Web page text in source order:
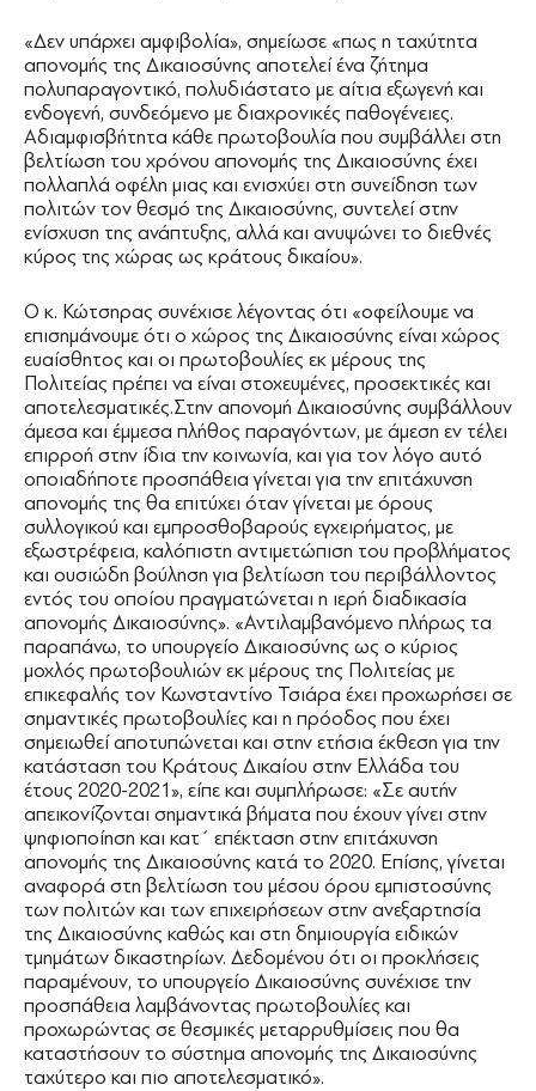
«Δεν υπάρχει αμφιβολία», σημείωσε «πως η ταχύτητα
απονομής της Δικαιοσύνης αποτελεί ένα ζήτημα
πολυπαραγοντικό, πολυδιάστατο με αίτια εξωγενή και
ενδογενή, συνδεόμενο με διαχρονικές παθογένειες.
Αδιαμφισβήτητα κάθε πρωτοβουλία που συμβάλλει στη
βελτίωση του χρόνου απονομής της Δικαιοσύνης έχει
πολλαπλά οφέλη μιας και ενισχύει στη συνείδηση των
πολιτών τον θεσμό της Δικαιοσύνης, συντελεί στην
ενίσχυση της ανάπτυξης, αλλά και ανυψώνει το διεθνές
κύρος της χώρας ως κράτους δικαίου».
Ο κ. Κώτσηρας συνέχισε λέγοντας ότι «οφείλουμε να
επισημάνουμε ότι ο χώρος της Δικαιοσύνης είναι χώρος
ευαίσθητος και οι πρωτοβουλίες εκ μέρους της
Πολιτείας πρέπει να είναι στοχευμένες, προσεκτικές και
αποτελεσματικές.Στην απονομή Δικαιοσύνης συμβάλλουν
άμεσα και έμμεσα πλήθος παραγόντων, με άμεση εν τέλει
επιρροή στην ίδια την κοινωνία, και για τον λόγο αυτό
οποιαδήποτε προσπάθεια γίνεται για την επιτάχυνση
απονομής της θα επιτύχει όταν γίνεται με όρους
συλλογικού και εμπροσθοβαρούς εγχειρήματος, με
εξωστρέφεια, καλόπιστη αντιμετώπιση του προβλήματος
και ουσιώδη βούληση για βελτίωση του περιβάλλοντος
εντός του οποίου πραγματώνεται η ιερή διαδικασία
απονομής Δικαιοσύνης». «Αντιλαμβανόμενο πλήρως τα
παραπάνω, το υπουργείο Δικαιοσύνης ως ο κύριος
μοχλός πρωτοβουλιών εκ μέρους της Πολιτείας με
επικεφαλής τον Κωνσταντίνο Τσιάρα έχει προχωρήσει σε
σημαντικές πρωτοβουλίες και η πρόοδος που έχει
σημειωθεί αποτυπώνεται και στην ετήσια έκθεση για την
κατάσταση του Κράτους Δικαίου στην Ελλάδα του
έτους 2020-2021», είπε και συμπλήρωσε: «Σε αυτήν
απεικονίζονται σημαντικά βήματα που έχουν γίνει στην
ψηφιοποίηση και κατ΄ επέκταση στην επιτάχυνση
απονομής της Δικαιοσύνης κατά το 2020. Επίσης, γίνεται
αναφορά στη βελτίωση του μέσου όρου εμπιστοσύνης
των πολιτών και των επιχειρήσεων στην ανεξαρτησία
της Δικαιοσύνης καθώς και στη δημιουργία ειδικών
τμημάτων δικαστηρίων. Δεδομένου ότι οι προκλήσεις
παραμένουν, το υπουργείο Δικαιοσύνης συνέχισε την
προσπάθεια λαμβάνοντας πρωτοβουλίες και
προχωρώντας σε θεσμικές μεταρρυθμίσεις που θα
καταστήσουν το σύστημα απονομής της Δικαιοσύνης
ταχύτερο και πιο αποτελεσματικό».